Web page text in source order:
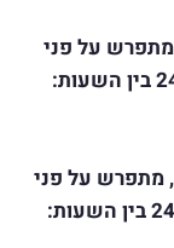
מתפרש על פני
בין השעות:
מתפרש על פני
ארבעה ימים בתאריכים 22-23 ו – 24-25 בין השעות: